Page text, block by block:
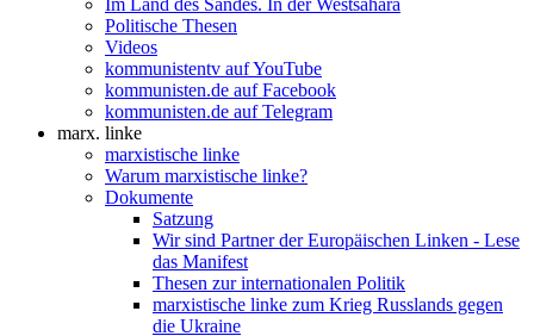
Politische Thesen
Videos
kommunistentv auf YouTube
kommunisten.de auf Facebook
kommunisten.de auf Telegram
marx. linke
marxistische linke
Warum marxistische linke?
Dokumente
Satzung
Wir sind Partner der Europäischen Linken - Lese
das Manifest
Thesen zur internationalen Politik
marxistische linke zum Krieg Russlands gegen
die Ukraine